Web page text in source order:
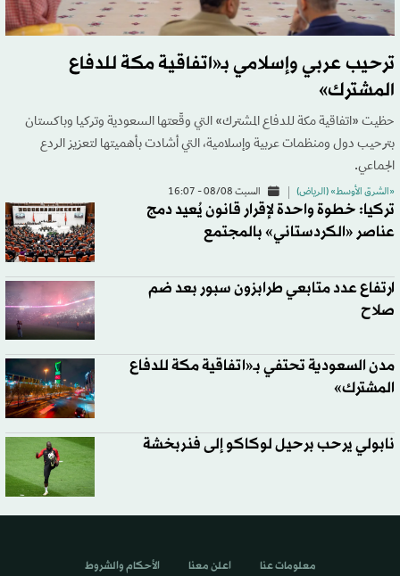
ترحيب عربي وإسلامي بـ«اتفاقية مكة للدفاع
المشترك»
حظيت «اتفاقية مكة للدفاع المشترك» التي وقّعتها السعودية وتركيا وباكستان
بترحيب دول ومنظمات عربية وإسلامية، التي أشادت بأهميتها لتعزيز الردع
الجماعي.
«الشرق الأوسط» (الرياض) السبت 08/08 - 16:07
تركيا: خطوة واحدة لإقرار قانون يُعيد دمج
عناصر «الكردستاني» بالمجتمع
ارتفاع عدد متابعي طرابزون سبور بعد ضم
صلاح
مدن السعودية تحتفي بـ«اتفاقية مكة للدفاع
المشترك»
نابولي يرحب برحيل لوكاكو إلى فنربخشة
معلومات عنا اعلن معنا الأحكام والشروط